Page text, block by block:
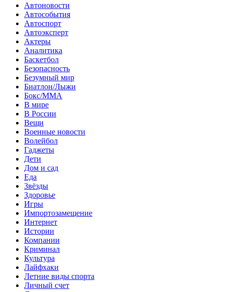
Автоновости
Автособытия
Автоспорт
Автоэксперт
Актеры
Аналитика
Баскетбол
Безопасность
Безумный мир
Биатлон/Лыжи
Бокс/MMA
В мире
В России
Вещи
Военные новости
Волейбол
Гаджеты
Дети
Дом и сад
Еда
Звёзды
Здоровье
Игры
Импортозамещение
Интернет
Истории
Компании
Криминал
Культура
Лайфхаки
Летние виды спорта
Личный счет